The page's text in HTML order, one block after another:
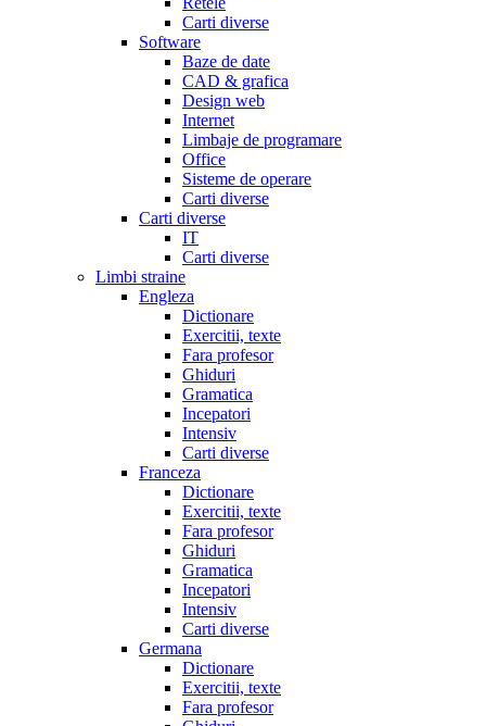
Carti diverse
Software
Baze de date
CAD & grafica
Design web
Internet
Limbaje de programare
Office
Sisteme de operare
Carti diverse
Carti diverse
IT
Carti diverse
Limbi straine
Engleza
Dictionare
Exercitii, texte
Fara profesor
Ghiduri
Gramatica
Incepatori
Intensiv
Carti diverse
Franceza
Dictionare
Exercitii, texte
Fara profesor
Ghiduri
Gramatica
Incepatori
Intensiv
Carti diverse
Germana
Dictionare
Exercitii, texte
Fara profesor